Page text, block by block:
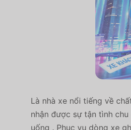
Là nhà xe nổi tiếng về
nhận được sự tận tình
uống . Phục vụ dòng xe